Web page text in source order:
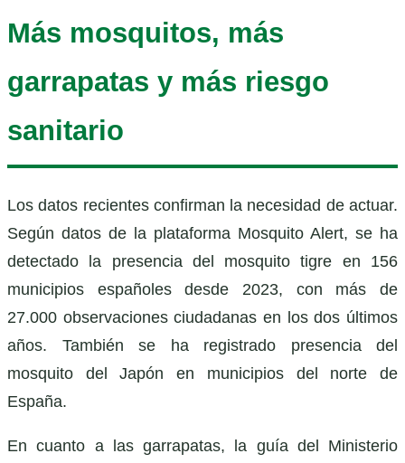
Más mosquitos, más
garrapatas y más riesgo
sanitario
Los datos recientes confirman la necesidad de actuar.
Según datos de la plataforma Mosquito Alert, se ha
detectado la presencia del mosquito tigre en 156
municipios españoles desde 2023, con más de
27.000 observaciones ciudadanas en los dos últimos
años. También se ha registrado presencia del
mosquito del Japón en municipios del norte de
España.
En cuanto a las garrapatas, la guía del Ministerio